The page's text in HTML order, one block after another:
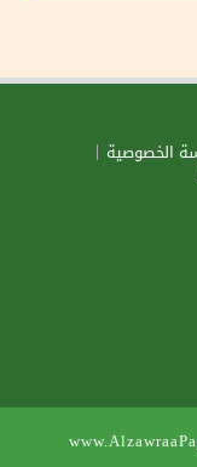
الخصوصية